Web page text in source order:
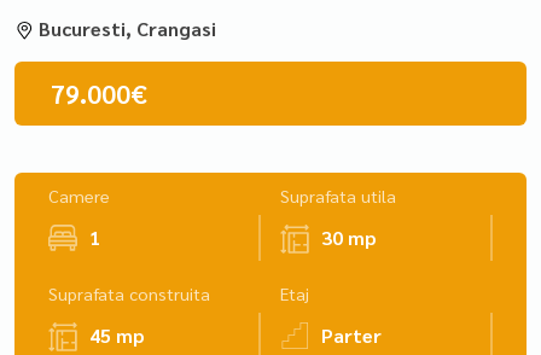
Bucuresti, Crangasi
79.000€
Camere
1
Suprafata utila
30 mp
Suprafata construita
45 mp
Etaj
Parter